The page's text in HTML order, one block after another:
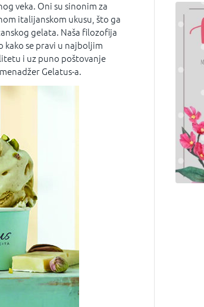
veka. Oni su sinonim za
italijanskom ukusu, što ga
gelata. Naša filozofija
kako se pravi u najboljim
i uz puno poštovanje
Gelatus-a.